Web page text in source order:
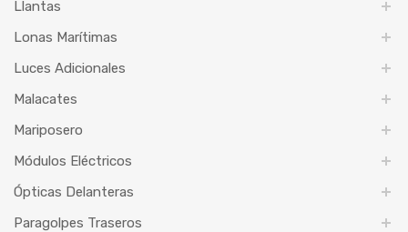
Llantas
Lonas Marítimas
Luces Adicionales
Malacates
Mariposero
Módulos Eléctricos
Ópticas Delanteras
Paragolpes Traseros